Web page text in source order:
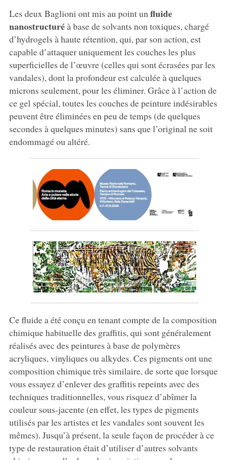
Les deux Baglioni ont mis au point un fluide
nanostructuréà base de solvants non toxiques, chargé
d’hydrogels à haute rétention, qui, par son action, est
capable d’attaquer uniquement les couches les plus
superficielles de l’œuvre (celles qui sont écrasées par les
vandales), dont la profondeur est calculée à quelques
microns seulement, pour les éliminer. Grâce à l’action de
ce gel spécial, toutes les couches de peinture indésirables
peuvent être éliminées en peu de temps (de quelques
secondes à quelques minutes) sans que l’original ne soit
endommagé ou altéré.
Ce fluide a été conçu en tenant compte de la composition
chimique habituelle des graffitis, qui sont généralement
réalisés avec des peintures à base de polymères
acryliques, vinyliques ou alkydes. Ces pigments ont une
composition chimique très similaire, de sorte que lorsque
vous essayez d’enlever des graffitis repeints avec des
techniques traditionnelles, vous risquez d’abîmer la
couleur sous-jacente (en effet, les types de pigments
utilisés par les artistes et les vandales sont souvent les
mêmes). Jusqu’à présent, la seule façon de procéder à ce
type de restauration était d’utiliser d’autres solvants